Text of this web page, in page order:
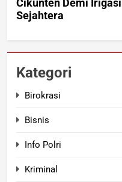
Kategori
Birokrasi
Bisnis
Info Polri
Kriminal